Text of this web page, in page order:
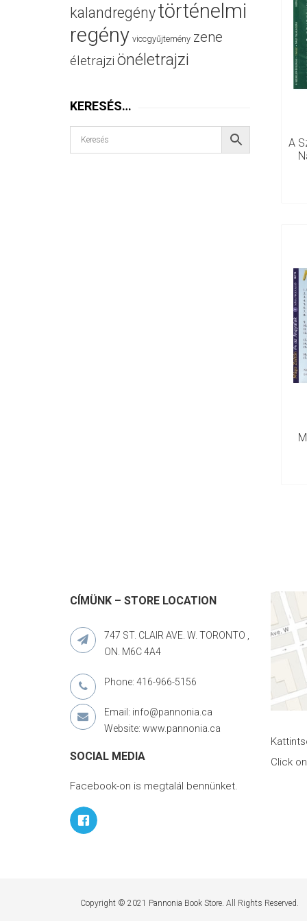
A
kalandregénytörténelmi
regény viccgyűjtemény zene
életrajzi önéletrajzi
KERESÉS…
CÍMÜNK – STORE LOCATION
747 ST. CLAIR AVE. W. TORONTO ,
ON. M6C 4A4
Phone: 416-966-5156
Email: info@pannonia.ca
Website: www.pannonia.ca
SOCIAL MEDIA
Facebook-on is megtalál bennünket.
Click
Copyright © 2021 Pannonia Book Store. All Rights Reserved.